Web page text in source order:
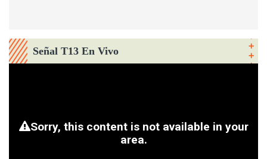
Señal T13 En Vivo